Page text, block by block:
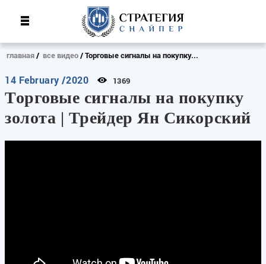
главная все видео Торговые сигналы на покупку...
14 February /2020 1369
Торговые сигналы на покупку
золота | Трейдер Ян Сикорский